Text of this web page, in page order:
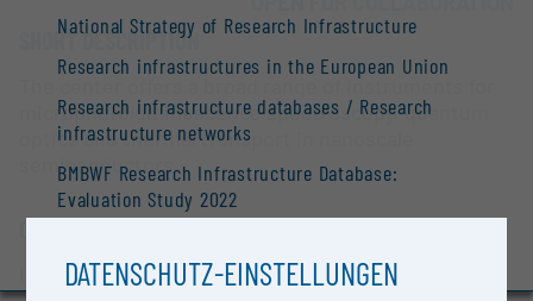
National Strategy of Research Infrastructure
Research infrastructures in the European Union
Research infrastructure databases / Research
infrastructure networks
BMBWF Research Infrastructure Database:
Evaluation Study 2022
SHORT DESCRIPTION
The center offers a broad range of instruments for
microphotoluminescence spectroscopy, quantum
optics and thermal transport in nanoscale
semiconductors.
Univ.-Prof. Dr. Armando Rastelli
DATENSCHUTZ-EINSTELLUNGEN